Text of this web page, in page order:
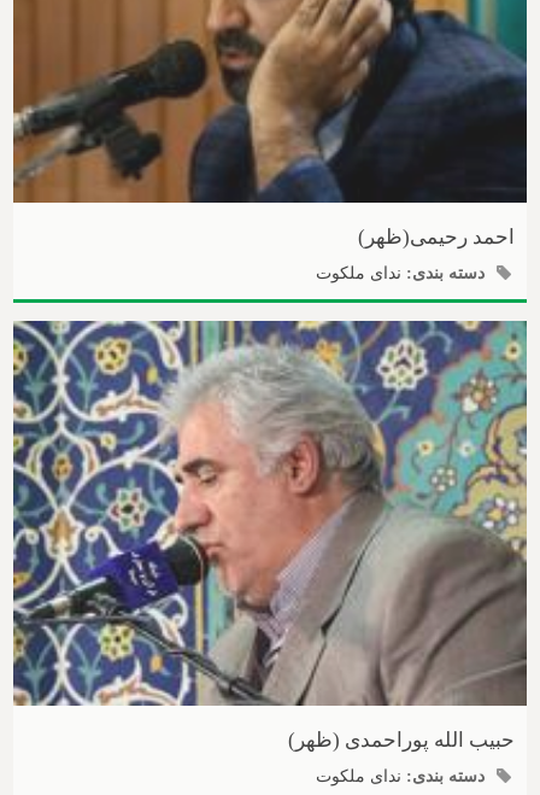
احمد رحیمی(ظهر)
دسته بندی: ندای ملکوت
حبیب الله پوراحمدی (ظهر)
دسته بندی: ندای ملکوت